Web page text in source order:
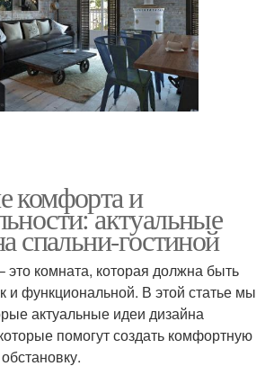
комфорта и
актуальные
спальни-гостиной
это комната, которая должна быть
и функциональной. В этой статье мы
актуальные идеи дизайна
помогут создать комфортную